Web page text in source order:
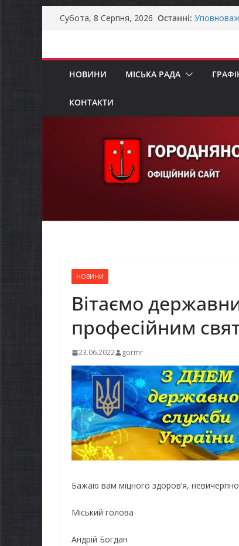
Перейти
Субота, 8 Серпня, 2026 Останні:
«Пакунок
НОВИНИ МІСЬКА РАДА
КОНТАКТИ
НОВИНИ
Вітаємо
професійним
23.06.2022 gormr
Бажаю вам міцного здоров’я,
Міський голова
Андрій Богдан